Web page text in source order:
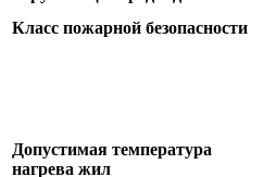
Класс пожарной безопасности
Допустимая температура
нагрева жил